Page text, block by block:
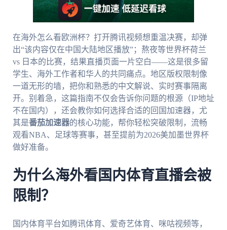
在海外怎么看欧洲杯？打开腾讯视频想重温决赛，却弹
出“该内容仅在中国大陆地区播放”；熬夜等世界杯荷兰
vs 日本的比赛，结果直播页面一片空白——这是很多留
学生、海外工作者和华人的共同痛点。地区版权限制像
一道无形的墙，把你和熟悉的中文解说、实时赛事隔离
开。别着急，这篇指南不仅会告诉你问题的根源（IP地址
不在国内），还会教你如何选择合适的回国加速器，尤
其是番茄加速器的核心功能，帮你轻松突破限制，流畅
观看NBA、足球等赛事，甚至提前为2026美加墨世界杯
做好准备。
为什么海外看国内体育直播会被
限制？
国内体育平台如腾讯体育、爱奇艺体育、咪咕视频等，